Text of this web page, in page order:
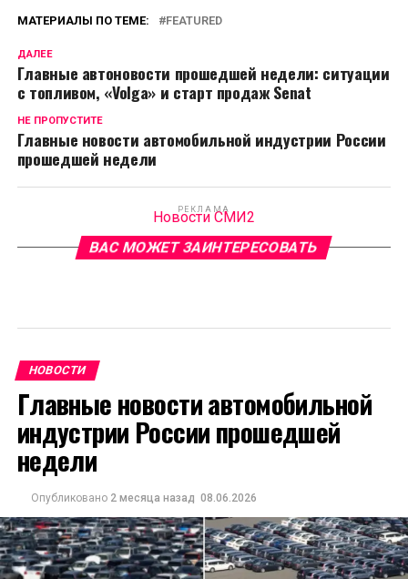
МАТЕРИАЛЫ ПО ТЕМЕ: FEATURED
ДАЛЕЕ
Главные автоновости прошедшей недели: ситуации
с топливом, «Volga» и старт продаж Senat
НЕ ПРОПУСТИТЕ
Главные новости автомобильной индустрии России
прошедшей недели
РЕКЛАМА
Новости СМИ2
ВАС МОЖЕТ ЗАИНТЕРЕСОВАТЬ
НОВОСТИ
Главные новости автомобильной
индустрии России прошедшей
недели
Опубликовано 2 месяца назад 08.06.2026